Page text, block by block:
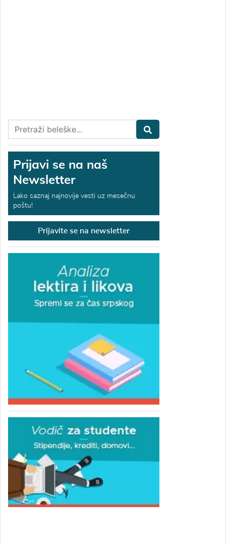
Prijavi se na naš
Newsletter
Lako saznaj najnovije vesti uz mesečnu
poštu!
Prijavite se na newsletter